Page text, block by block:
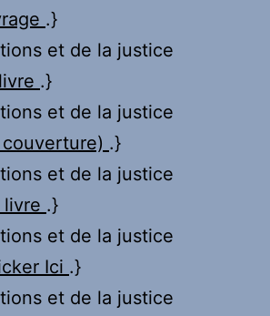
.}
et de la justice
.}
et de la justice
couverture) .}
et de la justice
livre .}
et de la justice
Ici .}
et de la justice